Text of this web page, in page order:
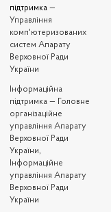
підтримка —
Управління
комп'ютеризованих
систем Апарату
Верховної Ради
України
Iнформаційна
підтримка — Головне
організаційне
управління Апарату
Верховної Ради
України,
Інформаційне
управління Апарату
Верховної Ради
України